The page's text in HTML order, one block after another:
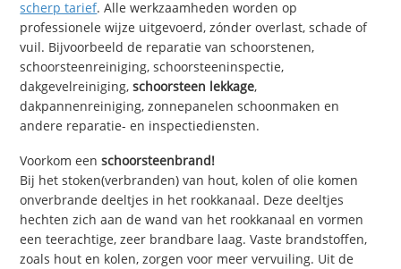
scherp tarief. Alle werkzaamheden worden op
professionele wijze uitgevoerd, zónder overlast, schade of
vuil. Bijvoorbeeld de reparatie van schoorstenen,
schoorsteenreiniging, schoorsteeninspectie,
dakgevelreiniging,schoorsteen lekkage,
dakpannenreiniging, zonnepanelen schoonmaken en
andere reparatie- en inspectiediensten.
Voorkom eenschoorsteenbrand!
Bij het stoken(verbranden) van hout, kolen of olie komen
onverbrande deeltjes in het rookkanaal. Deze deeltjes
hechten zich aan de wand van het rookkanaal en vormen
een teerachtige, zeer brandbare laag. Vaste brandstoffen,
zoals hout en kolen, zorgen voor meer vervuiling. Uit de